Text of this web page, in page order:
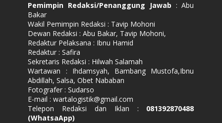
Pemimpin Redaksi/Penanggung Jawab : Abu
Bakar
Wakil Pemimpin Redaksi : Tavip Mohoni
Dewan Redaksi : Abu Bakar, Tavip Mohoni,
Redaktur Pelaksana : Ibnu Hamid
Redaktur : Safira
Sekretaris Redaksi : Hilwah Salamah
Wartawan : Ihdamsyah, Bambang Mustofa,Ibnu
Abdillah, Salsa, Obet Nababan
Fotografer : Sudarso
E-mail : wartalogistik@gmail.com
Telepon Redaksi dan Iklan : 081392870488
(WhatsaApp)